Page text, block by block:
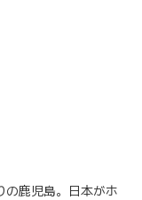
の鹿児島。日本がホ